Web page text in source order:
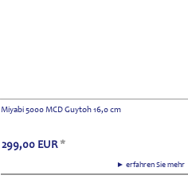
Miyabi 5000 MCD Guytoh 16,0 cm
► erfahren Sie
299,00 EUR *